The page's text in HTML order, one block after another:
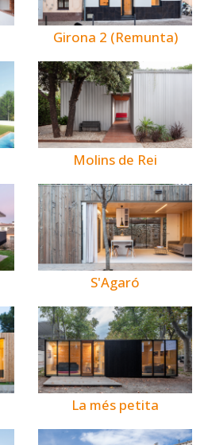
Girona 2 (Remunta)
Molins de Rei
S'Agaró
La més petita